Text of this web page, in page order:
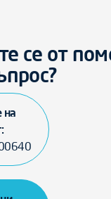
се от
на